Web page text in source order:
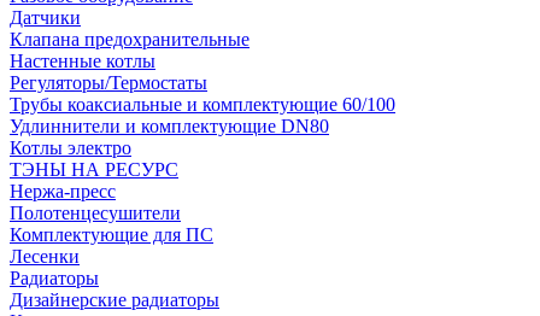
Датчики
Клапана предохранительные
Настенные котлы
Регуляторы/Термостаты
Трубы коаксиальные и комплектующие 60/100
Удлиннители и комплектующие DN80
Котлы электро
ТЭНЫ НА РЕСУРС
Нержа-пресс
Полотенцесушители
Комплектующие для ПС
Лесенки
Радиаторы
Дизайнерские радиаторы